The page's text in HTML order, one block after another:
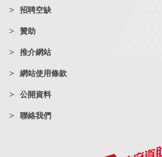
招聘空缺
贊助
推介網站
網站使用條款
公開資料
聯絡我們